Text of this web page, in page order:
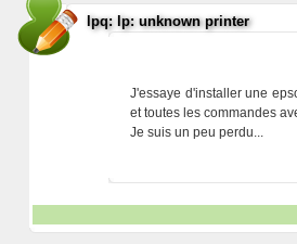
lpq: lp: unknown printer
J'essaye d'installer une
et toutes les commandes
Je suis un peu perdu...